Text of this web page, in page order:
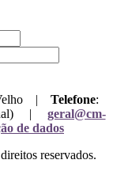
Velho | Telefone:
| geral@cm-
de dados
reservados.